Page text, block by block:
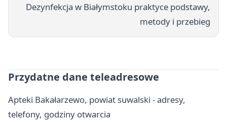
Dezynfekcja w Białymstoku praktyce podstawy,
metody i przebieg
Przydatne dane teleadresowe
Apteki Bakałarzewo, powiat suwalski - adresy,
telefony, godziny otwarcia